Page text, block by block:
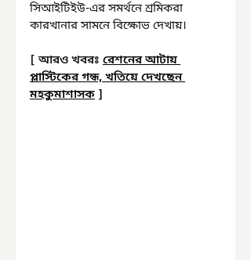
সিআইটিইউ-এর সমর্থনে শ্রমিকরা
কারখানার সামনে বিক্ষোভ দেখায়।
[ আরও খবরঃ রেশনের আটায়
প্লাস্টিকের গন্ধ, খতিয়ে দেখছেন
মহকুমাশাসক ]